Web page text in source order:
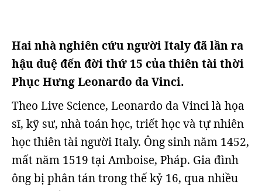
Hai nhà nghiên cứu người Italy đã lần ra
hậu duệ đến đời thứ 15 của thiên tài thời
Phục Hưng Leonardo da Vinci.
Theo Live Science, Leonardo da Vinci là họa
sĩ, kỹ sư, nhà toán học, triết học và tự nhiên
học thiên tài người Italy. Ông sinh năm 1452,
mất năm 1519 tại Amboise, Pháp. Gia đình
ông bị phân tán trong thế kỷ 16, qua nhiều